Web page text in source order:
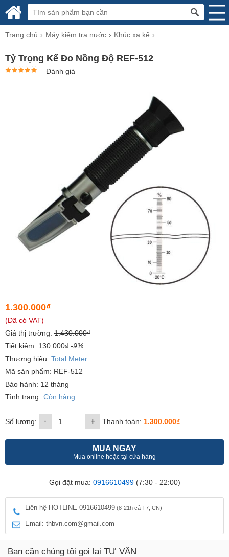
Trang chủ Máy kiểm tra nước Khúc xạ kế
Tỷ Trọng Kế Đo Nồng Độ REF-512
Đánh giá
1.300.000₫
(Đã có VAT)
Giá thị trường: 1.430.000₫
Tiết kiệm: 130.000₫ -9%
Thương hiệu: Total Meter
Mã sản phẩm: REF-512
Bảo hành: 12 tháng
Tình trạng: Còn hàng
Số lượng: - + Thanh toán: 1.300.000₫
MUA NGAY
Mua online hoặc tại cửa hàng
Gọi đặt mua: 0916610499(7:30 - 22:00)
Liên hệ HOTLINE 0916610499 (8-21h cả T7, CN)
Email: thbvn.com@gmail.com
Bạn cần chúng tôi gọi lại TƯ VẤN